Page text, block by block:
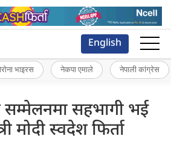
English
भाइरस नेकपा एमाले नेपाली कांग्रेस
सम्मेलनमा सहभागी भई
मोदी स्वदेश फिर्ता